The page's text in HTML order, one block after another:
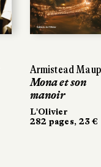
Armistead
Mona et son
manoir
L'Olivier
282 pages, 23 €
Armistead
Mona et son
manoir
L'Olivier
282 pages, 23 €